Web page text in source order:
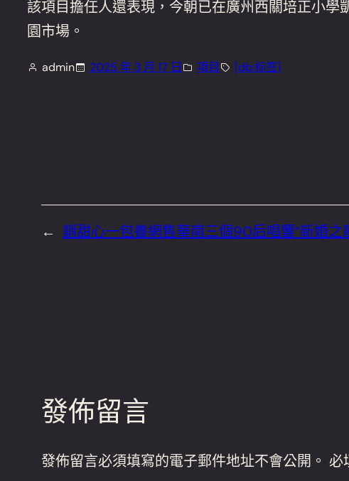
該項目擔任人還表現，今朝已在廣州西關培正小
園市場。
admin 2025 年 3 月 17 日 項目 [db:标签]
← 銷甜心一包養網售華南三個90后唱響“新婚之
發佈留言
發佈留言必須填寫的電子郵件地址不會公開。 必